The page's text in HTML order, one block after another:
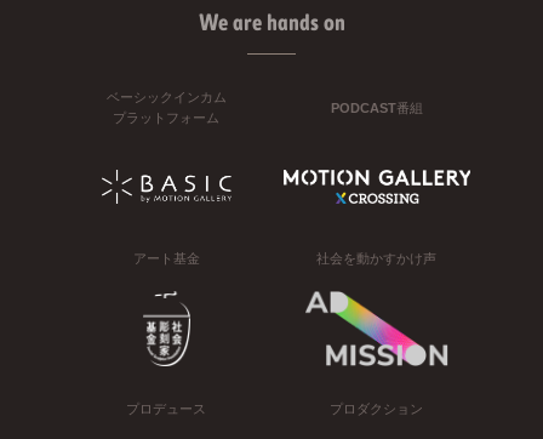
We are hands on
ベーシックインカム
プラットフォーム
PODCAST番組
アート基金 社会を動かすかけ声
プロデュース プロダクション